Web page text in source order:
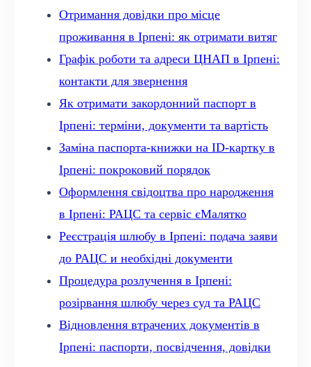
Отримання довідки про місце
проживання в Ірпені: як отримати витяг
Графік роботи та адреси ЦНАП в Ірпені:
контакти для звернення
Як отримати закордонний паспорт в
Ірпені: терміни, документи та вартість
Заміна паспорта-книжки на ID-картку в
Ірпені: покроковий порядок
Оформлення свідоцтва про народження
в Ірпені: РАЦС та сервіс єМалятко
Реєстрація шлюбу в Ірпені: подача заяви
до РАЦС и необхідні документи
Процедура розлучення в Ірпені:
розірвання шлюбу через суд та РАЦС
Відновлення втрачених документів в
Ірпені: паспорти, посвідчення, довідки